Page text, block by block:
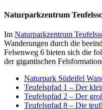
Naturparkzentrum
Im Naturparkzentrum
Wanderungen durch die
Felsenweg 6 bieten sich die
der gigantischen
Naturpark Südeifel
Teufelspfad 1 – Der
Teufelspfad 2 – Der
Teufelspfad 8 – Die